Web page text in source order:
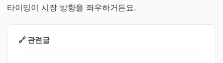
타이밍이 시장 방향을 좌우하거든요.
🔗 관련글